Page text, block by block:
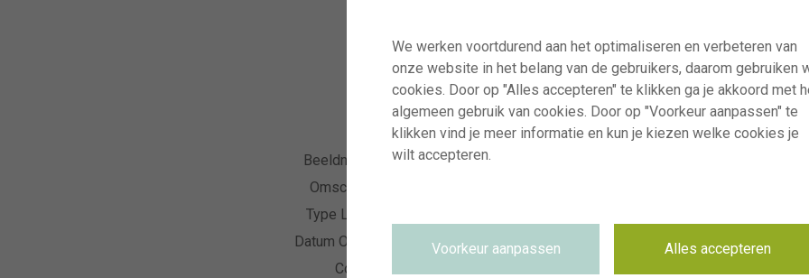
Beeldnummer
visi227153
Omschrijving
Type Licentie
Datum Opname
30.07.2024
Collectie
We werken voortdurend aan het optimaliseren en verbeteren van
onze website in het belang van de gebruikers, daarom gebruiken
cookies. Door op "Alles accepteren" te klikken ga je akkoord met
algemeen gebruik van cookies. Door op "Voorkeur aanpassen" te
klikken vind je meer informatie en kun je kiezen welke cookies je
wilt accepteren.
Voorkeur aanpassen Alles accepteren